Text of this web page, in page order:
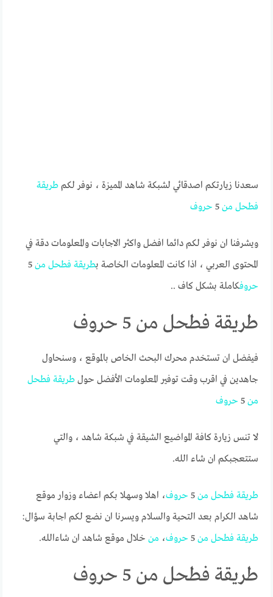
سعدنا زيارتكم اصدقائي لشبكة شاهد المميزة ، نوفر لكمطريقة
فطحل من 5 حروف
ويشرفنا ان نوفر لكم دائما افضل واكثر الاجابات والمعلومات دقة في
المحتوى العربي ، اذا كانت المعلومات الخاصة بطريقة فطحل من 5
حروفكاملة بشكل كاف ..
طريقة فطحل من 5 حروف
فيفضل ان تستخدم محرك البحث الخاص بالموقع ، وسنحاول
جاهدين في اقرب وقت توفير المعلومات الأفضل حولطريقة فطحل
من 5 حروف
لا تنس زيارة كافة المواضيع الشيقة في شبكة شاهد ، والتي
ستتعجبكم ان شاء الله.
طريقة فطحل من 5 حروف، اهلا وسهلا بكم اعضاء وزوار موقع
شاهد الكرام بعد التحية والسلام ويسرنا ان نضع لكم اجابة سؤال:
طريقة فطحل من 5 حروف، من خلال موقع شاهد ان شاءالله.
طريقة فطحل من 5 حروف